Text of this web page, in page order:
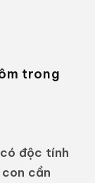
trong
độc tính
cần